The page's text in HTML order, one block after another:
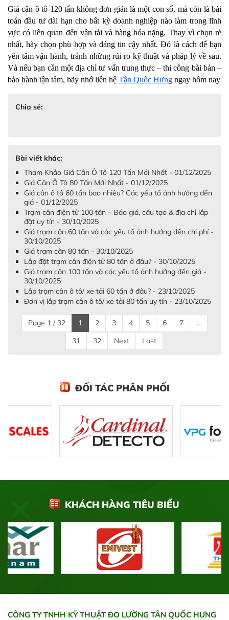
Giá cân ô tô 120 tấn không đơn giản là một con số, mà còn là bài
toán đầu tư dài hạn cho bất kỳ doanh nghiệp nào làm trong lĩnh
vực có liên quan đến vận tải và hàng hóa nặng. Thay vì chọn rẻ
nhất, hãy chọn phù hợp và đáng tin cậy nhất. Đó là cách để bạn
yên tâm vận hành, tránh những rủi ro kỹ thuật và pháp lý về sau.
Và nếu bạn cần một địa chỉ tư vấn trung thực – thi công bài bản –
bảo hành tận tâm, hãy nhớ liên hệ Tân Quốc Hưng ngay hôm nay
Chia sẻ:
Bài viết khác:
Tham Khảo Giá Cân Ô Tô 120 Tấn Mới Nhất - 01/12/2025
Giá Cân Ô Tô 80 Tấn Mới Nhất - 01/12/2025
Giá cân ô tô 60 tấn bao nhiêu? Các yếu tố ảnh hưởng đến
giá - 01/12/2025
Trạm cân điện tử 100 tấn – Báo giá, cấu tạo & địa chỉ lắp
đặt uy tín - 30/10/2025
Giá trạm cân 60 tấn và các yếu tố ảnh hưởng đến chi phí -
30/10/2025
Giá trạm cân 80 tấn - 30/10/2025
Lắp đặt trạm cân điện tử 80 tấn ở đâu? - 30/10/2025
Giá trạm cân 100 tấn và các yếu tố ảnh hưởng đến giá -
30/10/2025
Lắp trạm cân ô tô/ xe tải 60 tấn ở đâu? - 23/10/2025
Đơn vị lắp trạm cân ô tô/ xe tải 80 tấn uy tín - 23/10/2025
Page 1 / 32 1 2 3 4 5 6 7
...
31
32 Next Last
ĐỐI TÁC PHÂN PHỐI
KHÁCH HÀNG TIÊU BIỂU
CÔNG TY TNHH KỸ THUẬT ĐO LƯỜNG TÂN QUỐC HƯNG